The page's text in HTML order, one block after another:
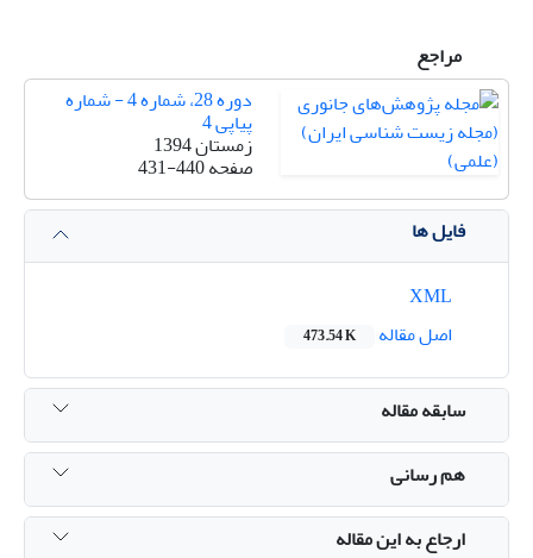
مراجع
دوره 28، شماره 4 - شماره
پیاپی 4
زمستان 1394
صفحه431-440
فایل ها
اصل مقاله
473.54 K
سابقه مقاله
هم رسانی
ارجاع به این مقاله